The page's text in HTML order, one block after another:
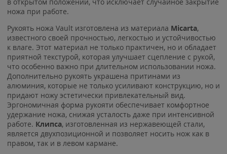
ножа при работе.
Рукоять ножа Vault изготовлена из материала Micarta,
известного своей прочностью, легкостью и устойчивостью
к влаге. Этот материал не только практичен, но и обладает
приятной текстурой, которая улучшает сцепление с рукой,
что особенно важно при длительном использовании ножа.
Дополнительно рукоять украшена притинами из
алюминия, которые не только усиливают конструкцию, но и
придают ножу эстетически привлекательный вид.
Эргономичная форма рукояти обеспечивает комфортное
удержание ножа, снижая усталость даже при интенсивной
работе. Клипса, изготовленная из нержавеющей стали,
является двухпозиционной и позволяет носить нож как в
правом, так и в левом кармане.